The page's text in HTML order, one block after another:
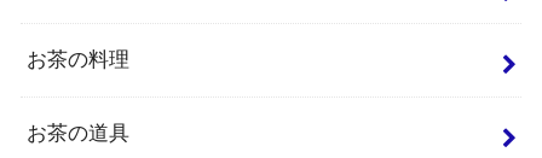
お茶の料理
お茶の道具